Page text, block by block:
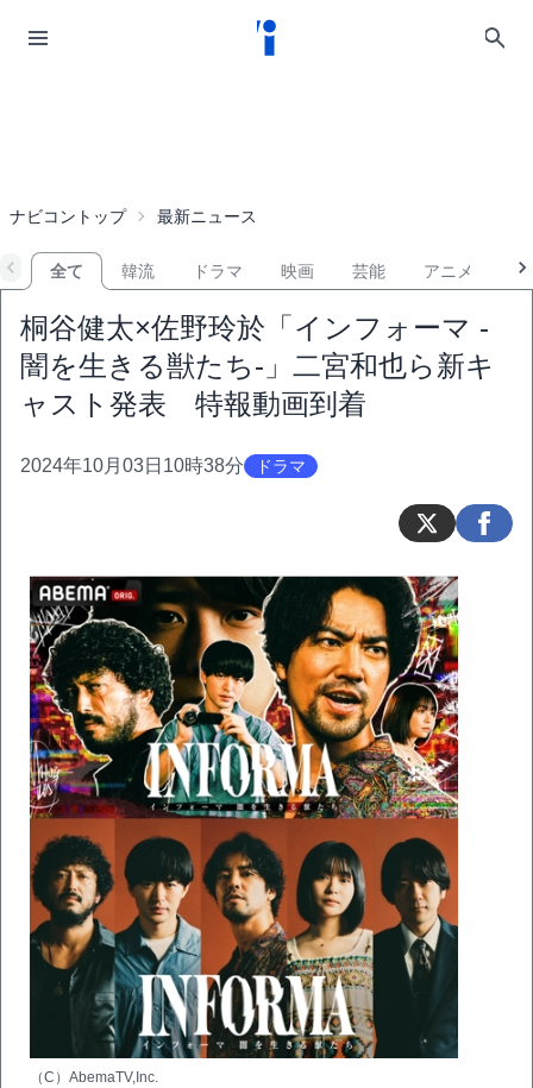
ナビコントップ 最新ニュース
全て 韓流 ドラマ 映画 芸能 アニメ
桐谷健太×佐野玲於「インフォーマ -
闇を生きる獣たち-」二宮和也ら新キ
ャスト発表 特報動画到着
2024年10月03日10時38分 ドラマ
（C）AbemaTV,Inc.